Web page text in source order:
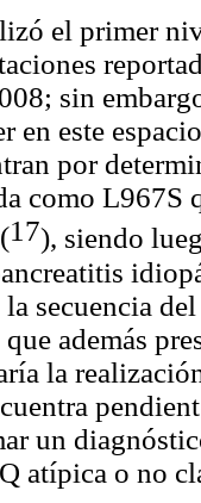
el primer
sin
en este
por
como L967S
17), siendo
secuencia
que además
la
un
atípica o no